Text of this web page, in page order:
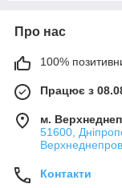
Про нас
100%
Працює з
м.
51600,
Контакти